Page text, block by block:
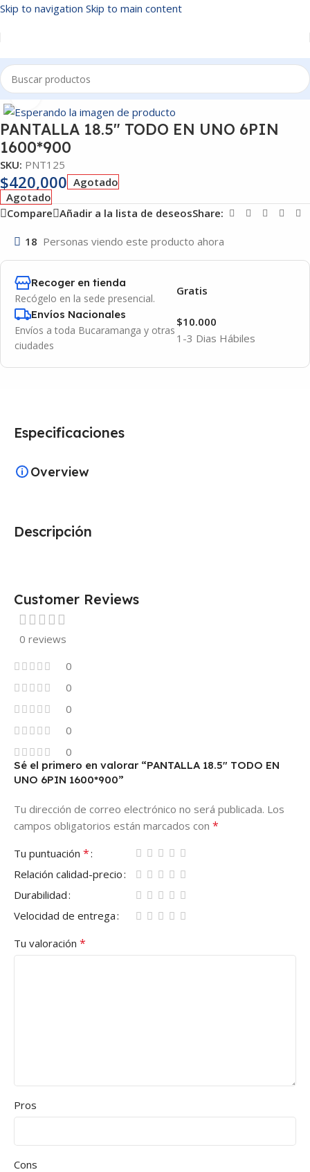
Skip to navigation Skip to main content
Inicio/PANTALLAS
Click to enlarge
PANTALLA 18.5″ TODO EN UNO 6PIN
1600*900
SKU: PNT125
$420,000 Agotado
Agotado
Compare Añadir a la lista de deseosShare:
18 Personas viendo este producto ahora
Recoger en tienda
Recógelo en la sede presencial.
Gratis
Envíos Nacionales
Envíos a toda Bucaramanga y otras
ciudades
1-3 Dias Hábiles
$10.000
Descripción
Especificaciones
Overview
Customer Reviews
0 reviews
0
0
0
0
0
Sé el primero en valorar “PANTALLA 18.5″ TODO EN
UNO 6PIN 1600*900”
Tu dirección de correo electrónico no será publicada. Los
campos obligatorios están marcados con *
Tu puntuación *
Relación calidad-precio
Durabilidad
Velocidad de entrega
Tu valoración *
Pros
Cons